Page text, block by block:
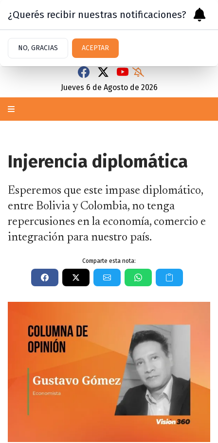
Jueves 6 de Agosto de 2026
Injerencia diplomática
Esperemos que este impase diplomático,
entre Bolivia y Colombia, no tenga
repercusiones en la economía, comercio e
integración para nuestro país.
Comparte esta nota:
¿Querés recibir nuestras notificaciones?
NO, GRACIAS ACEPTAR